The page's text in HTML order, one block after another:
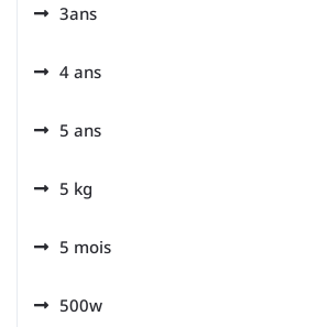
3ans
4 ans
5 ans
5 kg
5 mois
500w